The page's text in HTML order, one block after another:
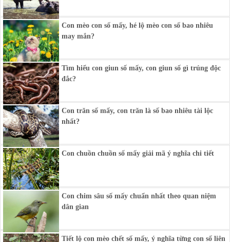
Con mèo con số mấy, hé lộ mèo con số bao nhiêu
may mắn?
Tìm hiểu con giun số mấy, con giun số gì trúng độc
đắc?
Con trăn số mấy, con trăn là số bao nhiêu tài lộc
nhất?
Con chuồn chuồn số mấy giải mã ý nghĩa chi tiết
Con chim sâu số mấy chuẩn nhất theo quan niệm
dân gian
Tiết lộ con mèo chết số mấy, ý nghĩa từng con số liên